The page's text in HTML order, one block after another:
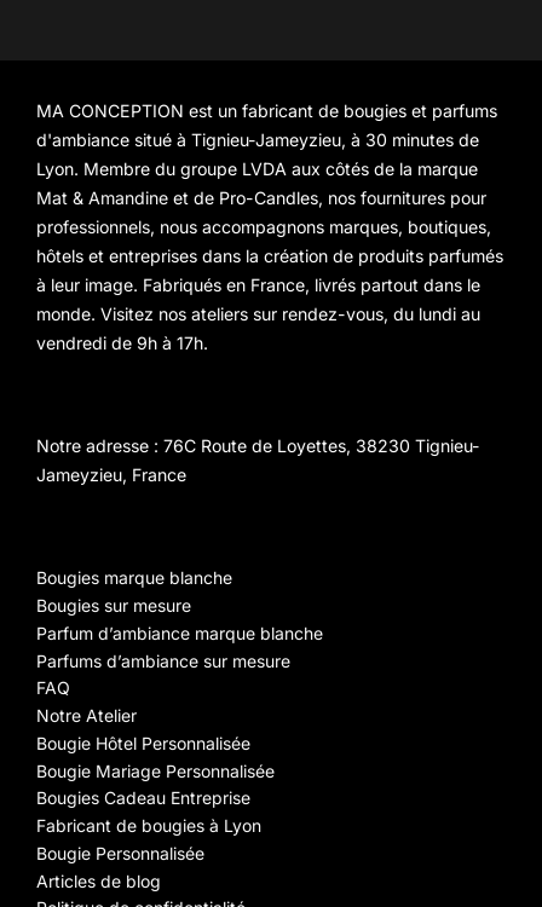
MA CONCEPTION est un fabricant de bougies et parfums
d'ambiance situé à Tignieu-Jameyzieu, à 30 minutes de
Lyon. Membre du groupe LVDA aux côtés de la marque
Mat & Amandine et de Pro-Candles, nos fournitures pour
professionnels, nous accompagnons marques, boutiques,
hôtels et entreprises dans la création de produits parfumés
à leur image. Fabriqués en France, livrés partout dans le
monde. Visitez nos ateliers sur rendez-vous, du lundi au
vendredi de 9h à 17h.
Notre adresse : 76C Route de Loyettes, 38230 Tignieu-
Jameyzieu, France
Bougies marque blanche
Bougies sur mesure
Parfum d’ambiance marque blanche
Parfums d’ambiance sur mesure
FAQ
Notre Atelier
Bougie Hôtel Personnalisée
Bougie Mariage Personnalisée
Bougies Cadeau Entreprise
Fabricant de bougies à Lyon
Bougie Personnalisée
Articles de blog